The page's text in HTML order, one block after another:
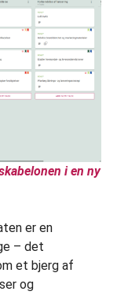
i en ny
er en
– det
et bjerg af
og